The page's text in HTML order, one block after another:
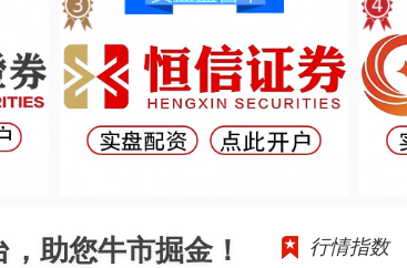
助您牛市掘金！ 行情指数